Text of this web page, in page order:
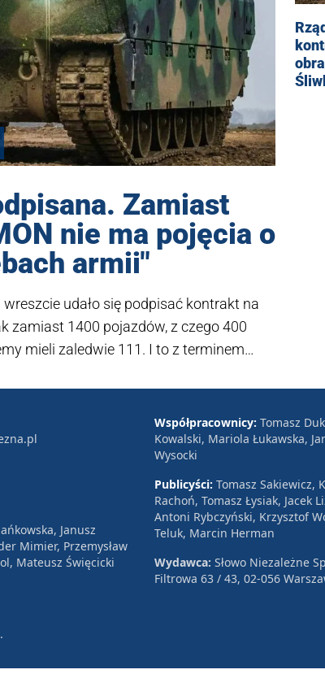
Zamiast
nie ma pojęcia o
armii"
udało się podpisać kontrakt na
zamiast 1400 pojazdów, z czego 400
mieli zaledwie 111. I to z terminem
Obrony Narodowej (SKON),
Janusz
Mimier, Przemysław
Mateusz Święcicki
Współpracownicy: Tomasz
Kowalski, Mariola Łukawska,
Wysocki
Publicyści: Tomasz Sakiewicz,
Rachoń, Tomasz Łysiak, Jacek
Antoni Rybczyński, Krzysztof
Teluk, Marcin Herman
Wydawca: Słowo Niezależne
Filtrowa 63 / 43, 02-056